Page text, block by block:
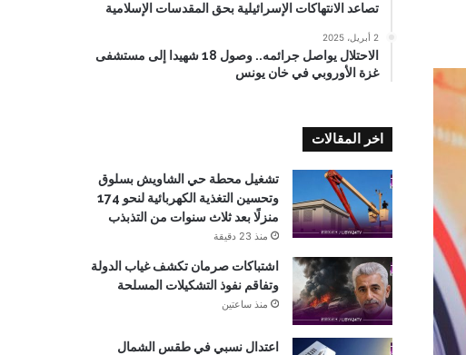
تصاعد الانتهاكات الإسرائيلية بحق المقدسات الإسلامية
2 أبريل، 2025
الاحتلال يواصل جرائمه.. وصول 18 شهيدا إلى مستشفى
غزة الأوروبي في خان يونس
اخر المقالات
تشغيل محطة حي الشاويش بسلوق
وتحسين التغذية الكهربائية لنحو 174
منزلًا بعد ثلاث سنوات من التذبذب
منذ 23 دقيقة
اشتباكات صرمان تكشف غياب الدولة
وتفاقم نفوذ التشكيلات المسلحة
منذ ساعتين
اعتدال نسبي في طقس الشمال